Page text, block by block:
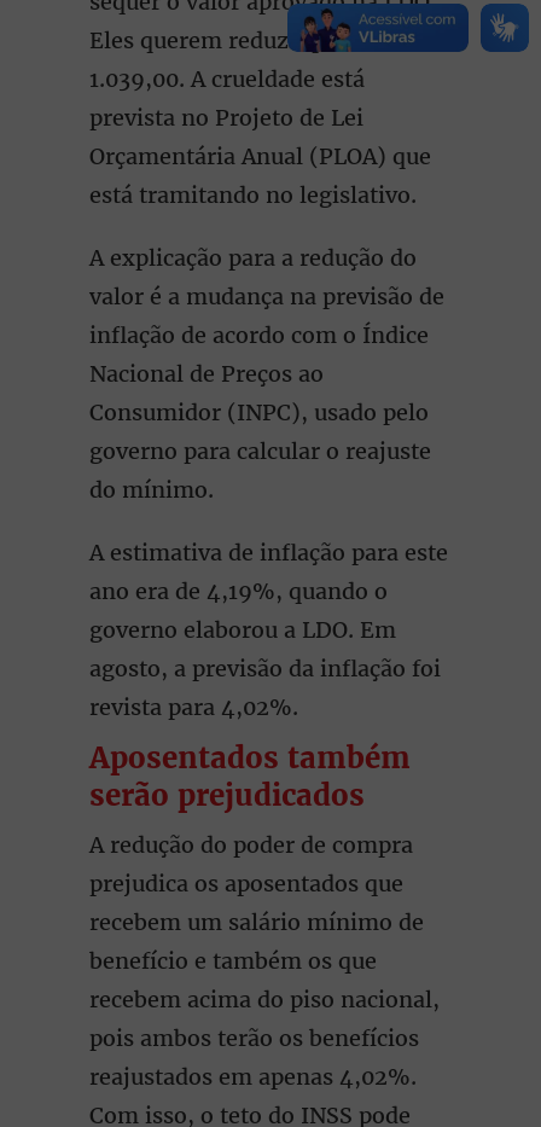
Eles querem reduzir para R$
1.039,00. A crueldade está
prevista no Projeto de Lei
Orçamentária Anual (PLOA) que
está tramitando no legislativo.
A explicação para a redução do
valor é a mudança na previsão de
inflação de acordo com o Índice
Nacional de Preços ao
Consumidor (INPC), usado pelo
governo para calcular o reajuste
do mínimo.
A estimativa de inflação para este
ano era de 4,19%, quando o
governo elaborou a LDO. Em
agosto, a previsão da inflação foi
revista para 4,02%.
Aposentados também
serão prejudicados
A redução do poder de compra
prejudica os aposentados que
recebem um salário mínimo de
benefício e também os que
recebem acima do piso nacional,
pois ambos terão os benefícios
reajustados em apenas 4,02%.
Com isso, o teto do INSS pode